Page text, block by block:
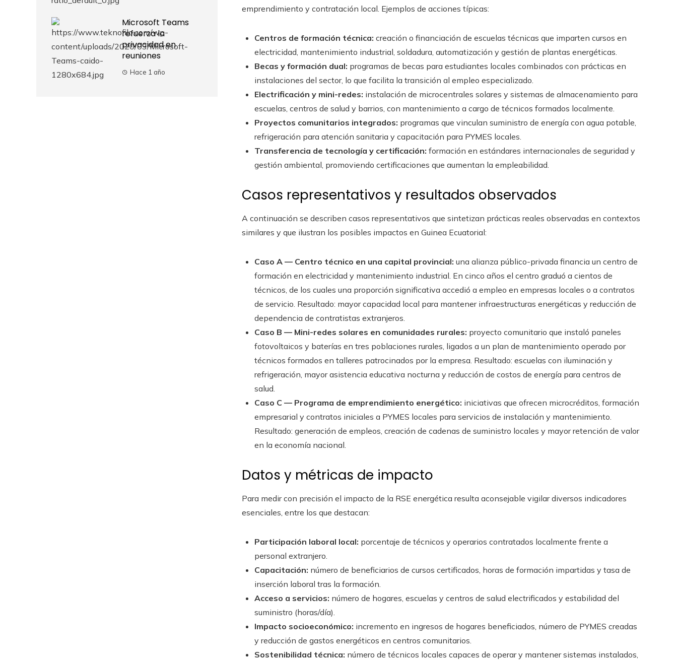
emprendimiento y contratación local. Ejemplos de acciones típicas:
Centros de formación técnica: creación o financiación de escuelas técnicas que imparten cursos en
electricidad, mantenimiento industrial, soldadura, automatización y gestión de plantas energéticas.
Becas y formación dual: programas de becas para estudiantes locales combinados con prácticas en
instalaciones del sector, lo que facilita la transición al empleo especializado.
Electrificación y mini-redes: instalación de microcentrales solares y sistemas de almacenamiento para
escuelas, centros de salud y barrios, con mantenimiento a cargo de técnicos formados localmente.
Proyectos comunitarios integrados: programas que vinculan suministro de energía con agua potable,
refrigeración para atención sanitaria y capacitación para PYMES locales.
Transferencia de tecnología y certificación: formación en estándares internacionales de seguridad y
gestión ambiental, promoviendo certificaciones que aumentan la empleabilidad.
Casos representativos y resultados observados
A continuación se describen casos representativos que sintetizan prácticas reales observadas en contextos
similares y que ilustran los posibles impactos en Guinea Ecuatorial:
Caso A — Centro técnico en una capital provincial: una alianza público-privada financia un centro de
formación en electricidad y mantenimiento industrial. En cinco años el centro graduó a cientos de
técnicos, de los cuales una proporción significativa accedió a empleo en empresas locales o a contratos
de servicio. Resultado: mayor capacidad local para mantener infraestructuras energéticas y reducción de
dependencia de contratistas extranjeros.
Caso B — Mini-redes solares en comunidades rurales: proyecto comunitario que instaló paneles
fotovoltaicos y baterías en tres poblaciones rurales, ligados a un plan de mantenimiento operado por
técnicos formados en talleres patrocinados por la empresa. Resultado: escuelas con iluminación y
refrigeración, mayor asistencia educativa nocturna y reducción de costos de energía para centros de
salud.
Caso C — Programa de emprendimiento energético: iniciativas que ofrecen microcréditos, formación
empresarial y contratos iniciales a PYMES locales para servicios de instalación y mantenimiento.
Resultado: generación de empleos, creación de cadenas de suministro locales y mayor retención de valor
en la economía nacional.
Datos y métricas de impacto
Para medir con precisión el impacto de la RSE energética resulta aconsejable vigilar diversos indicadores
esenciales, entre los que destacan:
Participación laboral local: porcentaje de técnicos y operarios contratados localmente frente a
personal extranjero.
Capacitación: número de beneficiarios de cursos certificados, horas de formación impartidas y tasa de
inserción laboral tras la formación.
Acceso a servicios: número de hogares, escuelas y centros de salud electrificados y estabilidad del
suministro (horas/día).
Impacto socioeconómico: incremento en ingresos de hogares beneficiados, número de PYMES creadas
y reducción de gastos energéticos en centros comunitarios.
Sostenibilidad técnica: número de técnicos locales capaces de operar y mantener sistemas instalados,
Microsoft Teams
refuerza la
privacidad en
reuniones
Hace 1 año